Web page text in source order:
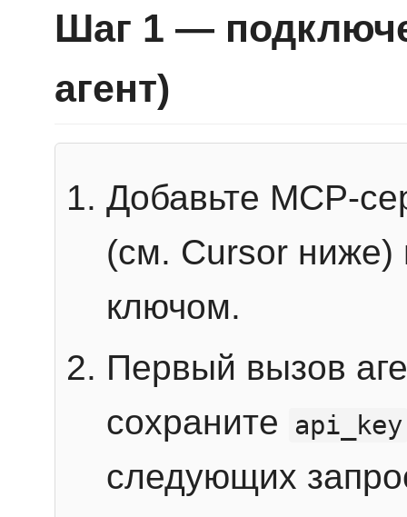
Шаг 1 —
агент)
Добавьте MCP-
(см. Cursor ниже)
ключом.
Первый вызов
сохраните
api_key
следующих